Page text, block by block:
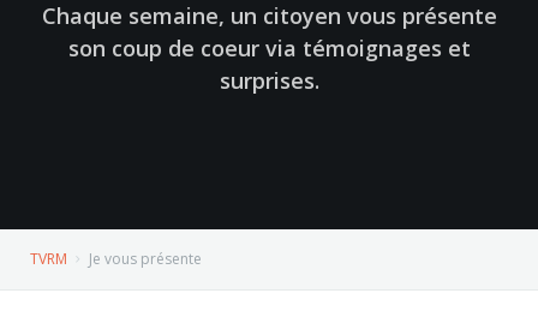
Chaque semaine, un citoyen vous présente
son coup de coeur via témoignages et
surprises.
TVRM Je vous présente